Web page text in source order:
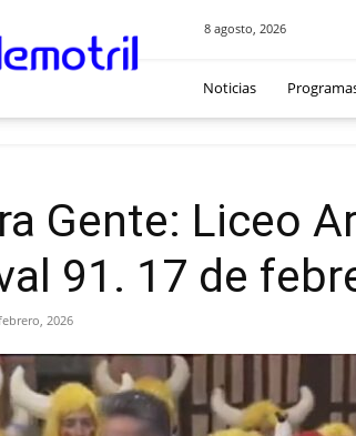
8 agosto, 2026
Noticias
Gente: Liceo
91. 17 de
2026